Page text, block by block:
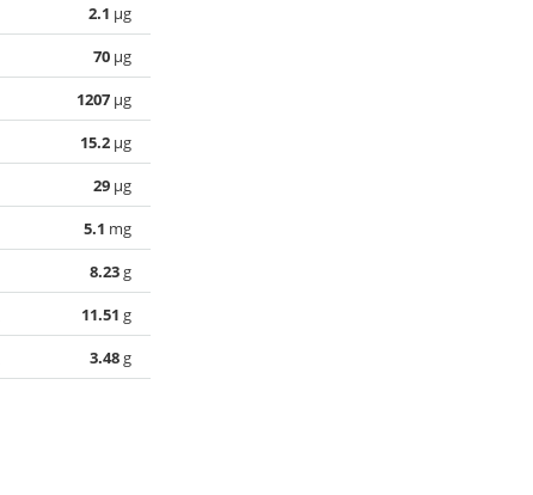
2.1 µg
70 µg
1207 µg
15.2 µg
29 µg
5.1 mg
8.23g
11.51 g
3.48g